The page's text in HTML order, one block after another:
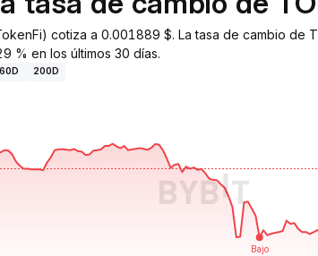
cotiza a 0.001889 $. La tasa de cambio de
% en los últimos 30 días.
60D 200D